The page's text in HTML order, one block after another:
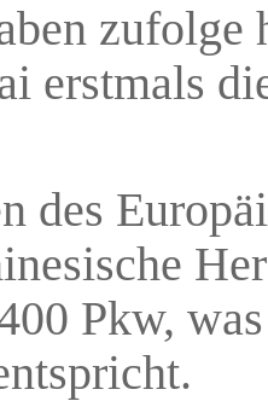
erstmals
des
Pkw,